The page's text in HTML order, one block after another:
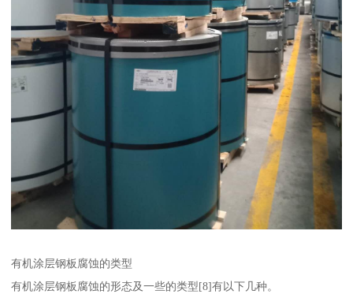
有机涂层钢板腐蚀的类型
有机涂层钢板腐蚀的形态及一些的类型[8]有以下几种。